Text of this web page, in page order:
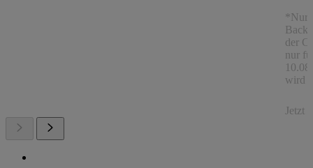
*Nur
der
nur
wird
Jetzt